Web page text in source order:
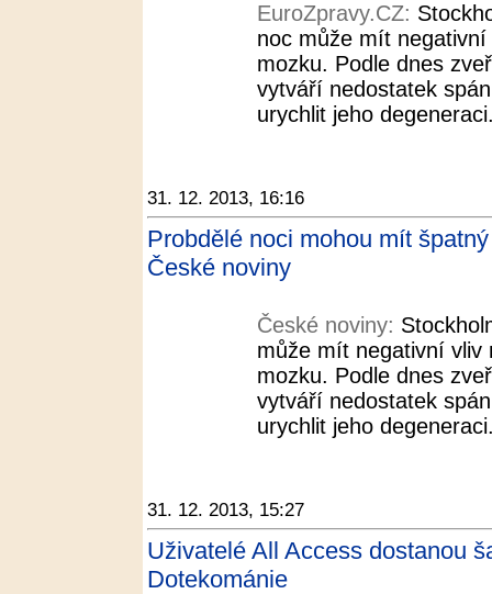
EuroZpravy.CZ:
noc může mít
mozku. Podle dnes
vytváří nedostatek
urychlit jeho
31. 12. 2013, 16:16
Probdělé noci mohou mít
České noviny
České noviny:
může mít negativní vliv
mozku. Podle dnes
vytváří nedostatek
urychlit jeho
31. 12. 2013, 15:27
Uživatelé All Access dostanou
Dotekománie